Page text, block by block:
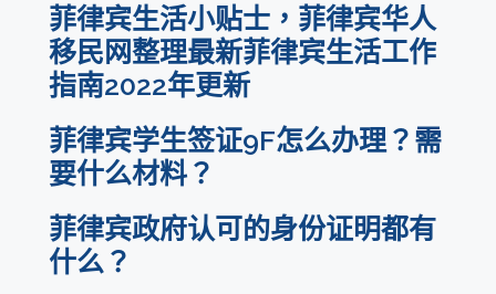
菲律宾生活小贴士，菲律宾华人
移民网整理最新菲律宾生活工作
指南2022年更新
菲律宾学生签证9F怎么办理？需
要什么材料？
菲律宾政府认可的身份证明都有
什么？